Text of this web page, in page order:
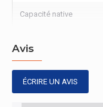
Capacité native
Avis
ÉCRIRE UN AVIS